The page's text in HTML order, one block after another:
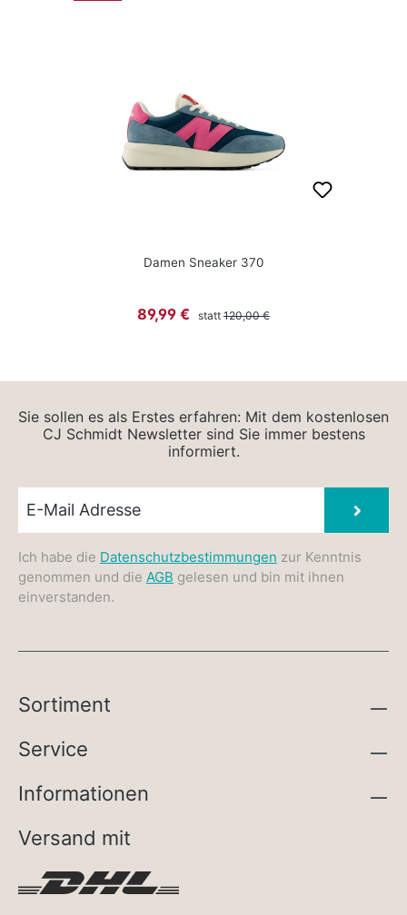
Damen Sneaker 370
Verkaufspreis:
89,99 € statt Regulärer Preis:
120,00 €
Sie sollen es als Erstes erfahren: Mit dem kostenlosen
CJ Schmidt Newsletter sind Sie immer bestens
informiert.
Ich habe die Datenschutzbestimmungen zur Kenntnis
genommen und die AGB gelesen und bin mit ihnen
einverstanden.
Sortiment
Service
Informationen
Versand mit